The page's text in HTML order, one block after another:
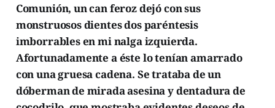
Comunión, un can feroz dejó con sus
monstruosos dientes dos paréntesis
imborrables en mi nalga izquierda.
Afortunadamente a éste lo tenían amarrado
con una gruesa cadena. Se trataba de un
dóberman de mirada asesina y dentadura de